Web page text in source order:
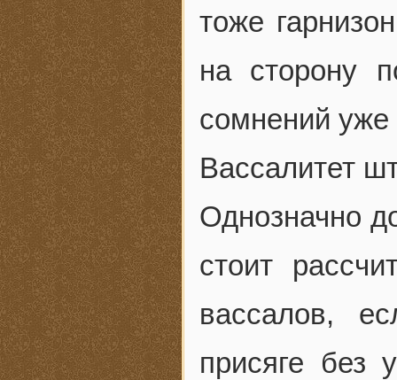
тоже
на сторону
сомнений уже
Вассалитет
Однозначно
стоит
вассалов,
присяге без